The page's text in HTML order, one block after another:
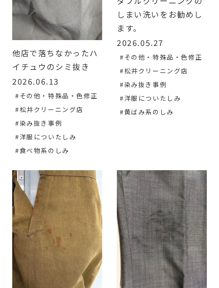
他店で落ちなかったハ
イチュウのシミ抜き
2026.06.13
#その他・特殊品・色修正
#松井クリーニング店
#染み抜き事例
#洋服についたしみ
#食べ物系のしみ
しまい洗いをお勧めし
ます。
2026.05.27
#その他・特殊品・色修正
#松井クリーニング店
#染み抜き事例
#洋服についたしみ
#黄ばみ系のしみ